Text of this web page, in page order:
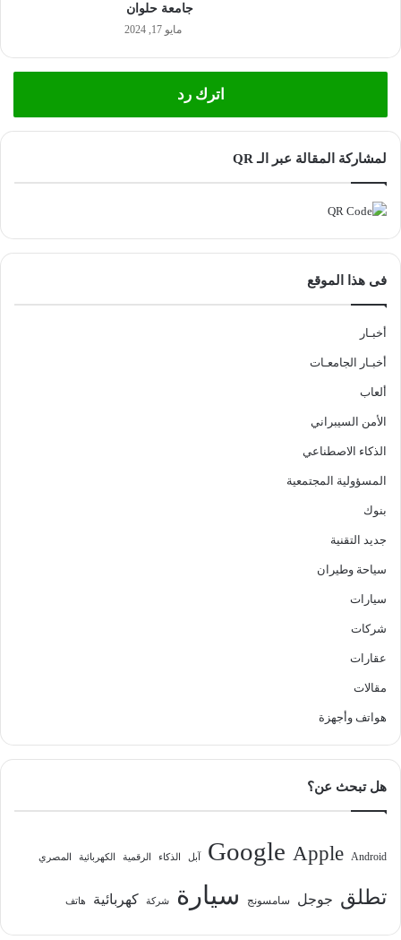
جامعة حلوان
مايو 17, 2024
اترك رد
لمشاركة المقالة عبر الـ QR
فى هذا الموقع
أخبـار
أخبـار الجامعـات
ألعاب
الأمن السيبراني
الذكاء الاصطناعي
المسؤولية المجتمعية
بنوك
جديد التقنية
سياحة وطيران
سيارات
شركات
عقارات
مقالات
هواتف وأجهزة
هل تبحث عن؟
Android
Apple
Google آبل الذكاء الرقمية الكهربائية المصري
تطلق جوجل سامسونج سيارة شركة كهربائية هاتف